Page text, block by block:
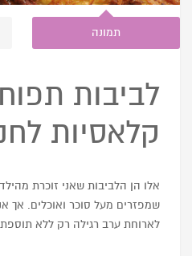
תמונה
לביבות
קלאסיות
אלו הן הלביבות שאני זוכרת
שמפזרים מעל סוכר ואוכלים. אך
לארוחת ערב רגילה רק ללא